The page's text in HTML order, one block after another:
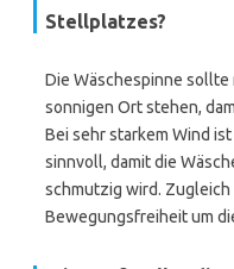
Stellplatzes?
Die Wäschespinne sollte
sonnigen Ort stehen,
Bei sehr starkem Wind
sinnvoll, damit die
schmutzig wird.
Bewegungsfreiheit um